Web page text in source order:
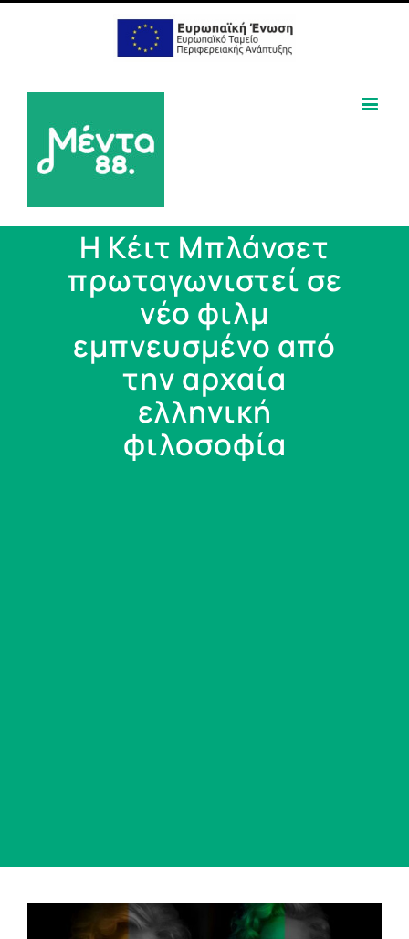
Η Κέιτ Μπλάνσετ
πρωταγωνιστεί σε
νέο φιλμ
εμπνευσμένο από
την αρχαία
ελληνική
φιλοσοφία